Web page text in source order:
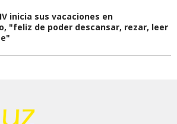
inicia sus vacaciones en
"feliz de poder descansar, rezar, leer